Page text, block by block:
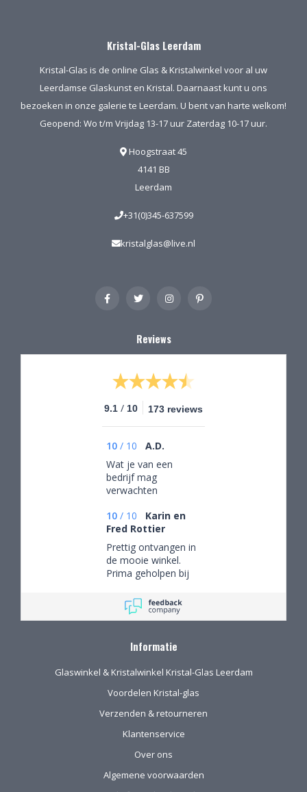
Kristal-Glas Leerdam
Kristal-Glas is de online Glas & Kristalwinkel voor al uw
Leerdamse Glaskunst en Kristal. Daarnaast kunt u ons
bezoeken in onze galerie te Leerdam. U bent van harte welkom!
Geopend: Wo t/m Vrijdag 13-17 uur Zaterdag 10-17 uur.
Hoogstraat 45
4141 BB
Leerdam
+31(0)345-637599
kristalglas@live.nl
Reviews
9.1 / 10 173 reviews
10 / 10
A.D.
Wat je van een
bedrijf mag
verwachten
10 / 10
Karin en
Fred Rottier
Prettig ontvangen in
de mooie winkel.
Prima geholpen bij
schitterend glaswerk
Informatie
Glaswinkel & Kristalwinkel Kristal-Glas Leerdam
Voordelen Kristal-glas
Verzenden & retourneren
Klantenservice
Over ons
Algemene voorwaarden